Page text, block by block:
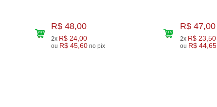
R$ 48,00
2x R$ 24,00
ou R$ 45,60 no pix
R$ 47,00
2x R$ 23,50
ou R$ 44,65